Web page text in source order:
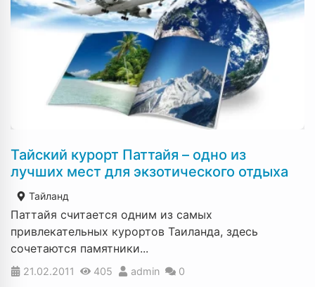
Тайский курорт Паттайя – одно из
лучших мест для экзотического отдыха
Тайланд
Паттайя считается одним из самых
привлекательных курортов Таиланда, здесь
сочетаются памятники...
21.02.2011 405 admin 0